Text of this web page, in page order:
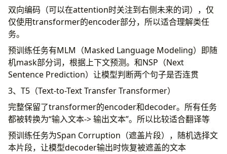
双向编码（可以在attention时关注到右侧未来的词），仅
仅使用transformer的encoder部分，所以适合理解类任
务。
预训练任务有MLM（Masked Language Modeling）即随
机mask部分词，根据上下文预测。和NSP（Next
Sentence Prediction）让模型判断两个句子是否连贯
3、T5（Text-to-Text Transfer Transformer）
完整保留了transformer的encoder和decoder。所有任务
都被转换为“输入文本-> 输出文本”。所以比较适合翻译等
预训练任务为Span Corruption（遮盖片段），随机选择文
本片段，让模型decoder输出时恢复被遮盖的文本